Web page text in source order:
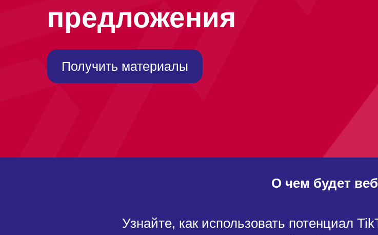
предложения
Получить материалы
О чем будет
Узнайте, как использовать потенциал